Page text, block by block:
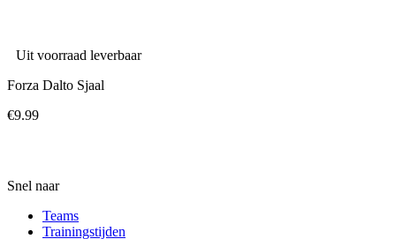
Uit voorraad leverbaar
Forza Dalto Sjaal
€9.99
Snel naar
Teams
Trainingstijden